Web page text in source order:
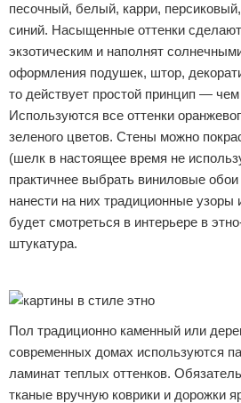
песочный, белый, карри,
синий. Насыщенные оттенки
экзотическим и наполнят
оформления подушек, штор,
то действует простой принцип —
Используются все оттенки
зеленого цветов. Стены можно
(шелк в настоящее время не
практичнее выбрать виниловые
нанести на них традиционные
будет смотреться в интерьере в
штукатура.
Пол традиционно каменный или
современных домах используются
ламинат теплых оттенков.
тканые вручную коврики и дорожки